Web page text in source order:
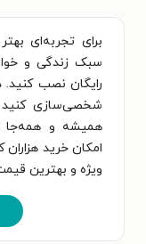
برای تجربه‌ای
سبک زندگی و
رایگان نصب کنید.
شخصی‌سازی
همیشه و همه‌جا
امکان خرید
ویژه و بهترین